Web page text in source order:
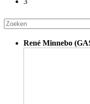
René Minnebo